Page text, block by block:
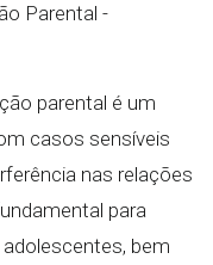
Parental -
parental é um
casos sensíveis
nas relações
para
bem